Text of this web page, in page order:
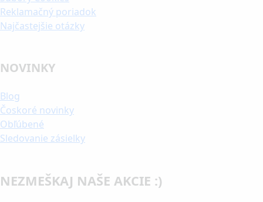
Reklamačný poriadok
Najčastejšie otázky
NOVINKY
Blog
Čoskoré novinky
Obľúbené
Sledovanie zásielky
NEZMEŠKAJ NAŠE AKCIE :)